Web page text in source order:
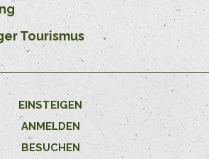
Tourismus
EINSTEIGEN
ANMELDEN
BESUCHEN